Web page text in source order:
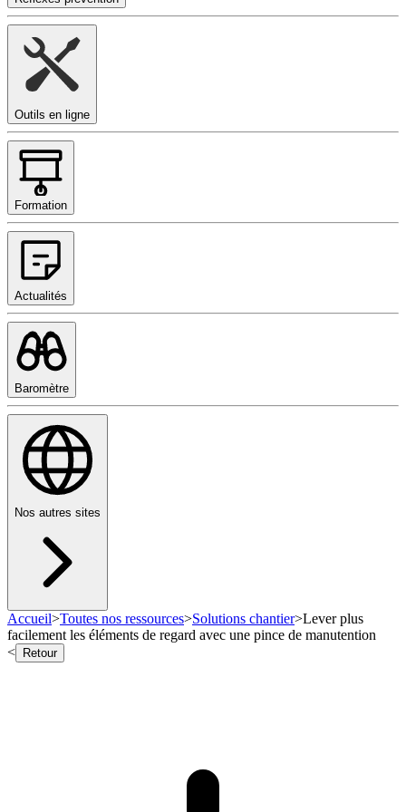
Outils en ligne
Formation
Actualités
Baromètre
Nos autres sites
Accueil>Toutes nos ressources>Solutions chantier>Lever plus
facilement les éléments de regard avec une pince de manutention
<
Retour